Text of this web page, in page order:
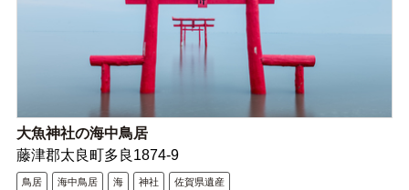
大魚神社の海中鳥居
藤津郡太良町多良1874-9
鳥居 海中鳥居 海 神社 佐賀県遺産